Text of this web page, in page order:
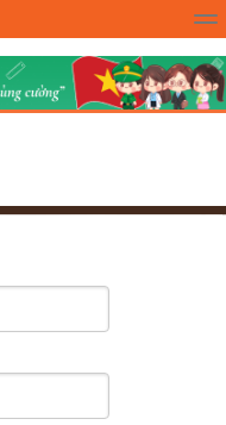
Học toán - Lớp 1